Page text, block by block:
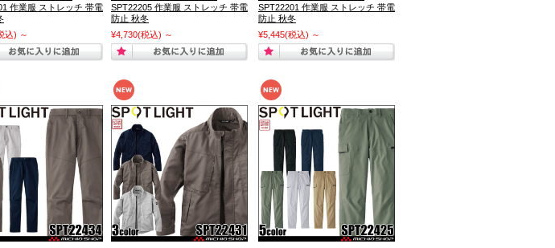
作業服 ストレッチ 帯電
込) ～
SPT22205 作業服 ストレッチ 帯電
防止 秋冬
¥4,730(税込) ～
SPT22201 作業服 ストレッチ 帯電
防止 秋冬
¥5,445(税込) ～